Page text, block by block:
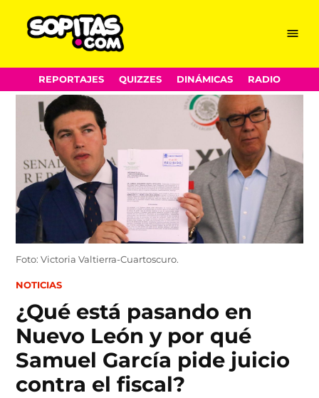
Skip
to
content
Menu
REPORTAJES QUIZZES DINÁMICAS RADIO
Foto: Victoria Valtierra-Cuartoscuro.
POSTED
NOTICIAS
¿Qué está pasando en
Nuevo León y por qué
Samuel García pide juicio
contra el fiscal?